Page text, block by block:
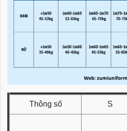
Thông số S